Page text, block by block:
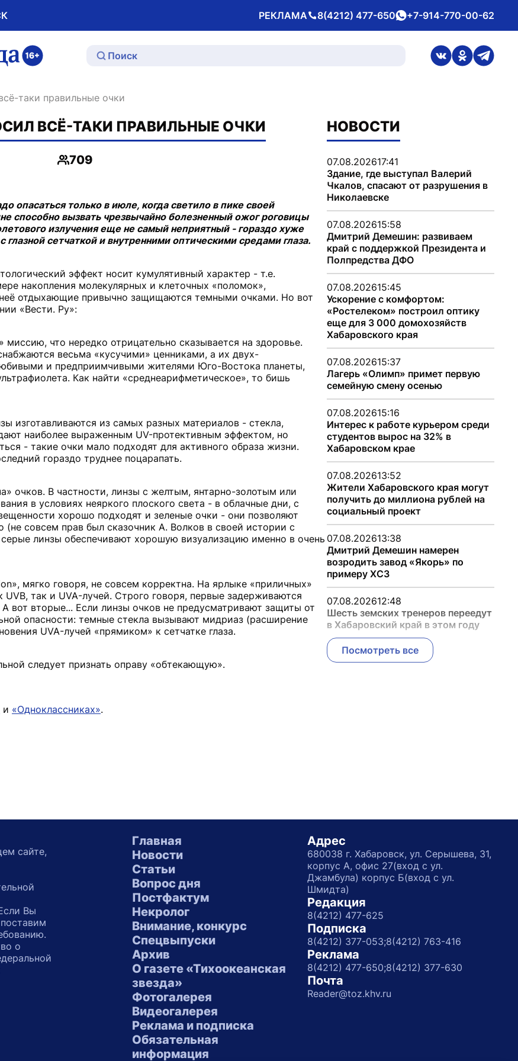
РЕКЛАМА
Телефон 8(4212) 477-650whatsApp
+7-914-770-00-62
ссылка на
ссылка на
таки правильные очки
ВСЁ-ТАКИ ПРАВИЛЬНЫЕ ОЧКИ
Просмотры
709
опасаться только в июле, когда светило в пике своей
способно вызвать чрезвычайно болезненный ожог роговицы
излучения еще не самый неприятный - гораздо хуже
сетчаткой и внутренними оптическими средами глаза.
эффект носит кумулятивный характер - т.е.
накопления молекулярных и клеточных «поломок»,
отдыхающие привычно защищаются темными очками. Но вот
«Вести. Ру»:
что нередко отрицательно сказывается на здоровье.
весьма «кусучими» ценниками, а их двух-
и предприимчивыми жителями Юго-Востока планеты,
Как найти «среднеарифметическое», то бишь
изготавливаются из самых разных материалов - стекла,
наиболее выраженным UV-протективным эффектом, но
- такие очки мало подходят для активного образа жизни.
гораздо труднее поцарапать.
очков. В частности, линзы с желтым, янтарно-золотым или
в условиях неяркого плоского света - в облачные дни, с
хорошо подходят и зеленые очки - они позволяют
совсем прав был сказочник А. Волков в своей истории с
линзы обеспечивают хорошую визуализацию именно в очень
мягко говоря, не совсем корректна. На ярлыке «приличных»
так и UVA-лучей. Строго говоря, первые задерживаются
вот вторые... Если линзы очков не предусматривают защиты от
опасности: темные стекла вызывают мидриаз (расширение
UVA-лучей «прямиком» к сетчатке глаза.
следует признать оправу «обтекающую».
и «Одноклассниках».
НОВОСТИ
07.08.202617:41
Здание, где выступал Валерий
Чкалов, спасают от разрушения в
Николаевске
07.08.202615:58
Дмитрий Демешин: развиваем
край с поддержкой Президента и
Полпредства ДФО
07.08.202615:45
Ускорение с комфортом:
«Ростелеком» построил оптику
еще для 3 000 домохозяйств
Хабаровского края
07.08.202615:37
Лагерь «Олимп» примет первую
семейную смену осенью
07.08.202615:16
Интерес к работе курьером среди
студентов вырос на 32% в
Хабаровском крае
07.08.202613:52
Жители Хабаровского края могут
получить до миллиона рублей на
социальный проект
07.08.202613:38
Дмитрий Демешин намерен
возродить завод «Якорь» по
примеру ХСЗ
07.08.202612:48
Шесть земских тренеров переедут
в Хабаровский край в этом году
Посмотреть все
Главная
Новости
Статьи
Вопрос дня
Постфактум
Некролог
Внимание, конкурс
Спецвыпуски
Архив
О газете «Тихоокеанская
звезда»
Фотогалерея
Видеогалерея
Реклама и подписка
Обязательная
информация
Адрес
680038 г. Хабаровск, ул. Серышева, 31,
корпус А, офис 27(вход с ул.
Джамбула) корпус Б(вход с ул.
Шмидта)
Редакция
8(4212) 477-625
Подписка
8(4212) 377-053;8(4212) 763-416
Реклама
8(4212) 477-650;8(4212) 377-630
Почта
Reader@toz.khv.ru
сайте,
Вы
о